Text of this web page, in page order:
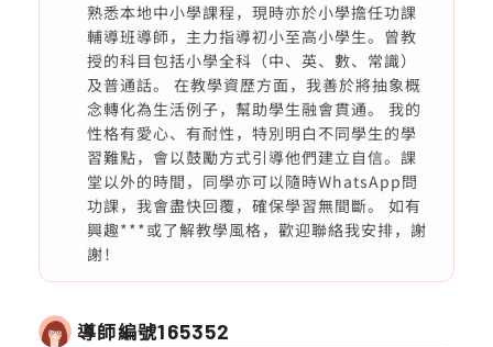
熟悉本地中小學課程，現時亦於小學擔任功課
輔導班導師，主力指導初小至高小學生。曾教
授的科目包括小學全科（中、英、數、常識）
及普通話。 在教學資歷方面，我善於將抽象概
念轉化為生活例子，幫助學生融會貫通。 我的
性格有愛心、有耐性，特別明白不同學生的學
習難點，會以鼓勵方式引導他們建立自信。課
堂以外的時間，同學亦可以隨時WhatsApp問
功課，我會盡快回覆，確保學習無間斷。 如有
興趣***或了解教學風格，歡迎聯絡我安排，謝
謝！
導師編號165352